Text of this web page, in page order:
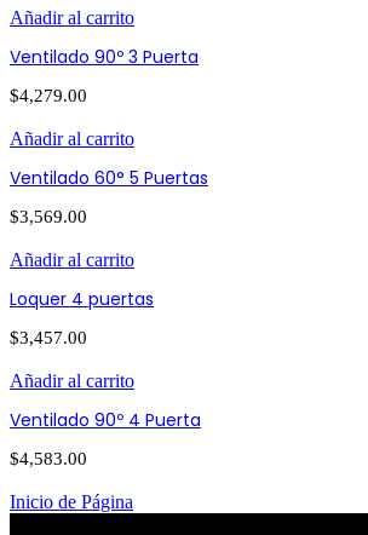
Añadir al carrito
Ventilado 90º 3 Puerta
$4,279.00
Añadir al carrito
Ventilado 60° 5 Puertas
$3,569.00
Añadir al carrito
Loquer 4 puertas
$3,457.00
Añadir al carrito
Ventilado 90º 4 Puerta
$4,583.00
Inicio de Página